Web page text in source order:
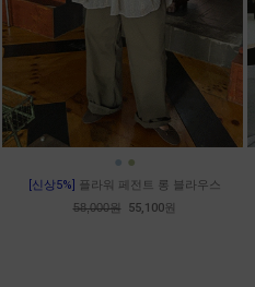
● ●
[신상5%] 플라워 페전트 롱 블라우스
58,000원 55,100원